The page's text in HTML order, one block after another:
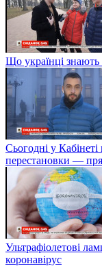
Що українці знають
Сьогодні у Кабінеті
перестановки —
Ультрафіолетові
коронавірус